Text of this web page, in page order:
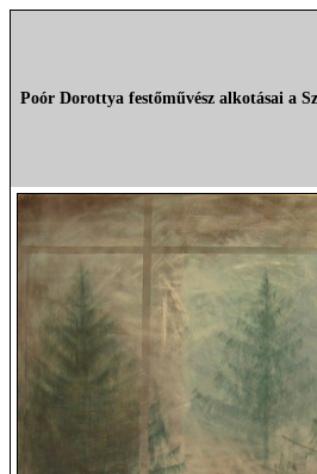
Poór Dorottya festőművész alkotásai a